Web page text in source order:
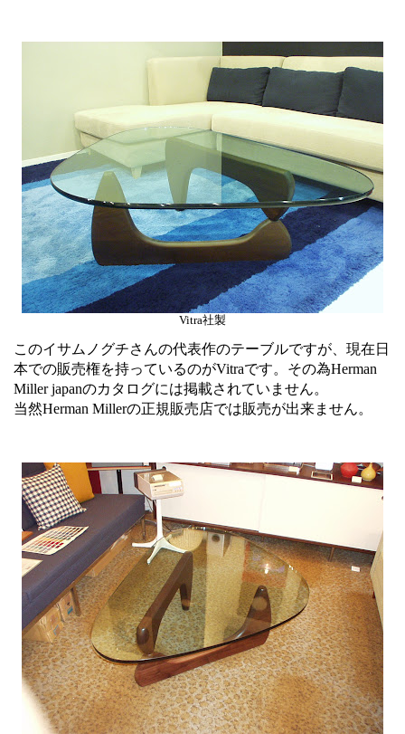
Vitra社製
このイサムノグチさんの代表作のテーブルですが、現在日
本での販売権を持っているのがVitraです。その為Herman
Miller japanのカタログには掲載されていません。
当然Herman Millerの正規販売店では販売が出来ません。